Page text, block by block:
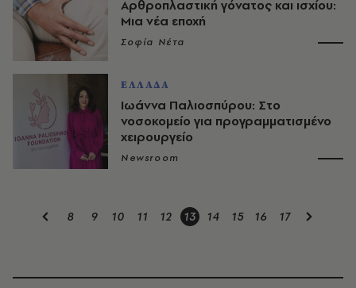
Αρθροπλαστική γόνατος και ισχίου:
Μια νέα εποχή
Σοφία Νέτα
ΕΛΛΑΔΑ
Ιωάννα Παλιοσπύρου: Στο
νοσοκομείο για προγραμματισμένο
χειρουργείο
Newsroom
8 9 10 11 12 13 14 15 16 17